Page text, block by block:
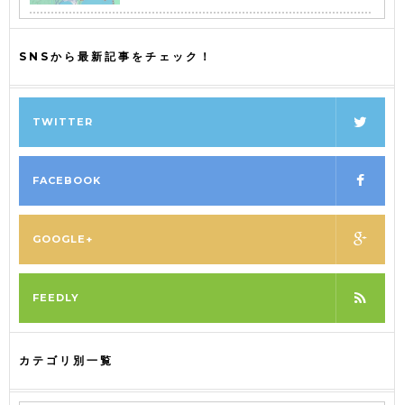
SNSから最新記事をチェック！
TWITTER
FACEBOOK
GOOGLE+
FEEDLY
カテゴリ別一覧